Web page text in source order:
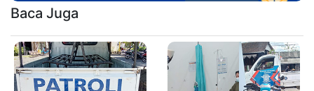
Baca Juga